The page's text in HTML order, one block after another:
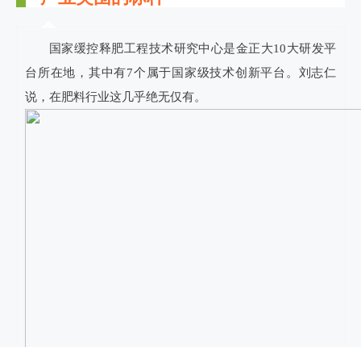
国家缓控释肥工程技术研究中心是金正大10大研发平
台所在地，其中有7个属于国家级技术创新平台。刘志仁
说，在肥料行业这几乎绝无仅有。